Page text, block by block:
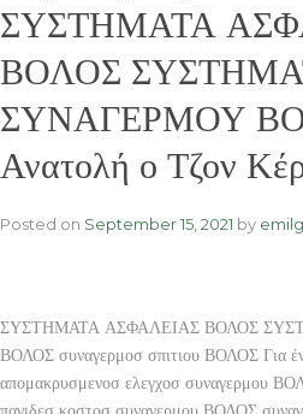
ΣΥΣΤΗΜΑΤΑ
ΒΟΛΟΣ
ΣΥΝΑΓΕΡΜΟΥ
Ανατολή ο Τζον
Posted on September 15, 2021 by
ΣΥΣΤΗΜΑΤΑ ΑΣΦΑΛΕΙΑΣ ΒΟΛΟΣ
ΒΟΛΟΣ συναγερμοσ σπιτιου ΒΟΛΟΣ Για
απομακρυσμενοσ ελεγχοσ συναγερμου